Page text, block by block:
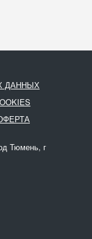
ДАННЫХ
Тюмень, г